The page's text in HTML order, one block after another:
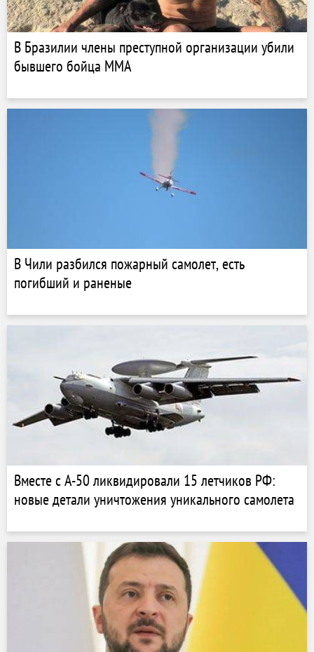
В Бразилии члены преступной организации убили
бывшего бойца MMA
В Чили разбился пожарный самолет, есть
погибший и раненые
Вместе с А-50 ликвидировали 15 летчиков РФ:
новые детали уничтожения уникального самолета